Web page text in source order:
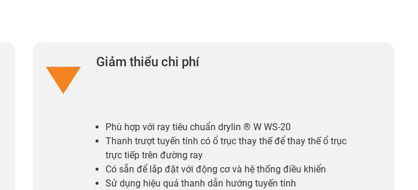
Giảm thiểu chi phí
Phù hợp với ray tiêu chuẩn drylin ® W WS-20
Thanh trượt tuyến tính có ổ trục thay thế để thay thế ổ trục
trực tiếp trên đường ray
Có sẵn để lắp đặt với động cơ và hệ thống điều khiển
Sử dụng hiệu quả thanh dẫn hướng tuyến tính